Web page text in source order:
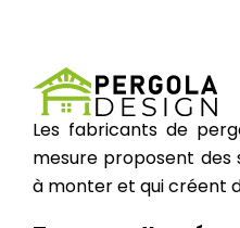
Les fabricants de
mesure proposent des
à monter et qui créent